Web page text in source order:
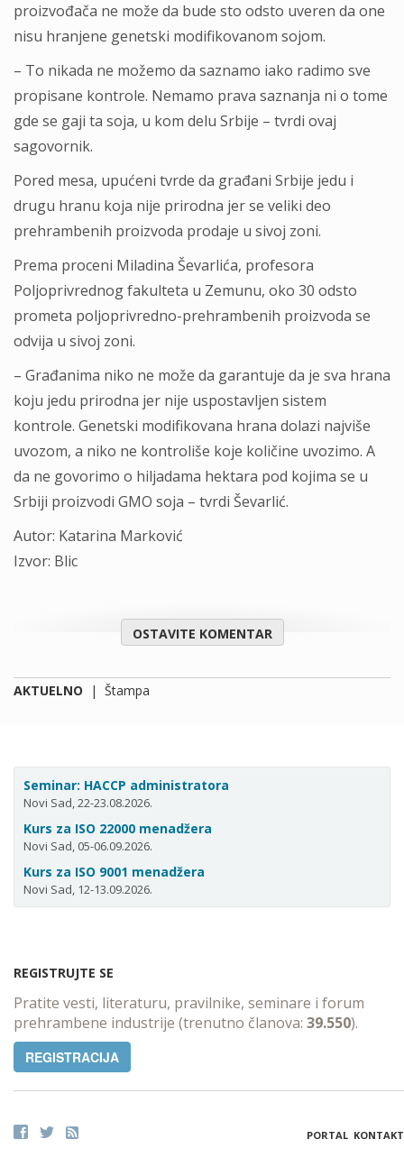
proizvođača ne može da bude sto odsto uveren da one
nisu hranjene genetski modifikovanom sojom.
– To nikada ne možemo da saznamo iako radimo sve
propisane kontrole. Nemamo prava saznanja ni o tome
gde se gaji ta soja, u kom delu Srbije – tvrdi ovaj
sagovornik.
Pored mesa, upućeni tvrde da građani Srbije jedu i
drugu hranu koja nije prirodna jer se veliki deo
prehrambenih proizvoda prodaje u sivoj zoni.
Prema proceni Miladina Ševarlića, profesora
Poljoprivrednog fakulteta u Zemunu, oko 30 odsto
prometa poljoprivredno-prehrambenih proizvoda se
odvija u sivoj zoni.
– Građanima niko ne može da garantuje da je sva hrana
koju jedu prirodna jer nije uspostavljen sistem
kontrole. Genetski modifikovana hrana dolazi najviše
uvozom, a niko ne kontroliše koje količine uvozimo. A
da ne govorimo o hiljadama hektara pod kojima se u
Srbiji proizvodi GMO soja – tvrdi Ševarlić.
Autor: Katarina Marković
Izvor: Blic
OSTAVITE KOMENTAR
AKTUELNO | Štampa
Seminar: HACCP administratora
Novi Sad, 22-23.08.2026.
Kurs za ISO 22000 menadžera
Novi Sad, 05-06.09.2026.
Kurs za ISO 9001 menadžera
Novi Sad, 12-13.09.2026.
REGISTRUJTE SE
Pratite vesti, literaturu, pravilnike, seminare i forum
prehrambene industrije (trenutno članova: 39.550).
REGISTRACIJA
PORTAL KONTAKT